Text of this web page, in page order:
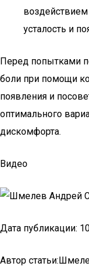
воздействием
усталость и
Перед попытками
боли при помощи
появления и
оптимального
дискомфорта.
Видео
Дата публикации:
Автор